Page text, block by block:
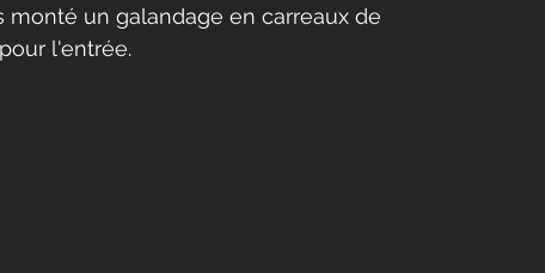
un galandage en carreaux de
l'entrée.